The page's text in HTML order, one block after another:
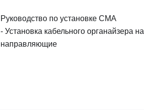
Руководство по установке CMA
- Установка кабельного органайзера на
направляющие